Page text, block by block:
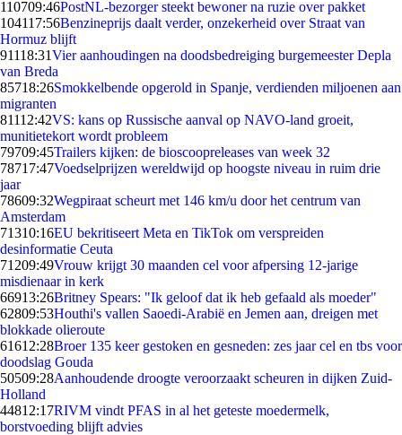
110709:46PostNL-bezorger steekt bewoner na ruzie over pakket
104117:56Benzineprijs daalt verder, onzekerheid over Straat van
Hormuz blijft
91118:31Vier aanhoudingen na doodsbedreiging burgemeester Depla
van Breda
85718:26Smokkelbende opgerold in Spanje, verdienden miljoenen aan
migranten
81112:42VS: kans op Russische aanval op NAVO-land groeit,
munitietekort wordt probleem
79709:45Trailers kijken: de bioscoopreleases van week 32
78717:47Voedselprijzen wereldwijd op hoogste niveau in ruim drie
jaar
78609:32Wegpiraat scheurt met 146 km/u door het centrum van
Amsterdam
71310:16EU bekritiseert Meta en TikTok om verspreiden
desinformatie Ceuta
71209:49Vrouw krijgt 30 maanden cel voor afpersing 12-jarige
misdienaar in kerk
66913:26Britney Spears: "Ik geloof dat ik heb gefaald als moeder"
62809:53Houthi's vallen Saoedi-Arabië en Jemen aan, dreigen met
blokkade olieroute
61612:28Broer 135 keer gestoken en gesneden: zes jaar cel en tbs voor
doodslag Gouda
50509:28Aanhoudende droogte veroorzaakt scheuren in dijken Zuid-
Holland
44812:17RIVM vindt PFAS in al het geteste moedermelk,
borstvoeding blijft advies